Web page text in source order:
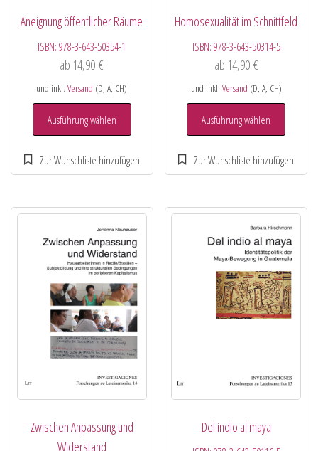
Aneignung öffentlicher Räume
ISBN:978-3-643-50354-1
ab 14,90€
und inkl.Versand (D, A, CH)
Ausführung wählen
Homosexualität im Schnittfeld
ISBN: 978-3-643-50314-5
ab 14,90 €
und inkl. Versand (D, A, CH)
Ausführung wählen
Zwischen Anpassung und
Widerstand
Del indio al maya